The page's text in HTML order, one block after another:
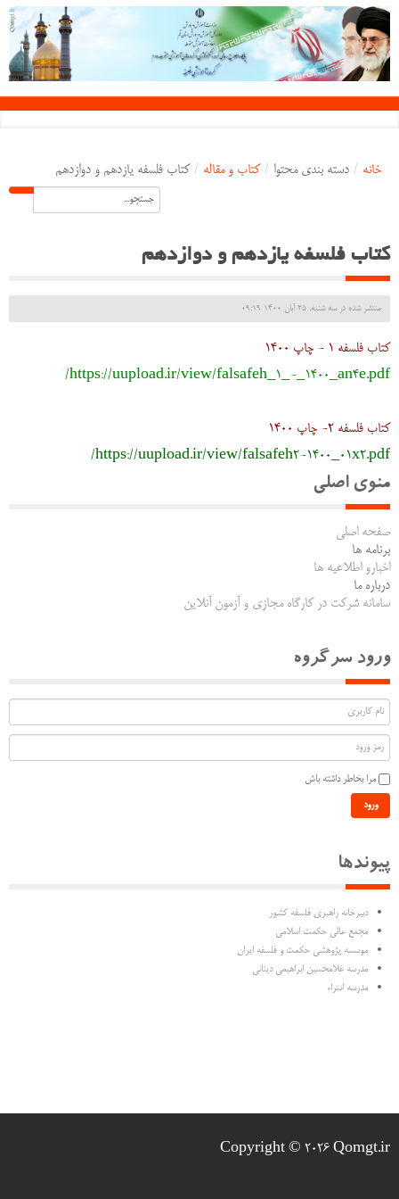
خانه / دسته بندی محتوا / کتاب و مقاله / کتاب فلسفه یازدهم و دوازدهم
کتاب فلسفه یازدهم و دوازدهم
منتشر شده در سه شنبه, 25 آبان 1400 09:19
کتاب فلسفه 1 - چاپ 1400
https://uupload.ir/view/falsafeh_1_-_1400_an4e.pdf/
کتاب فلسفه 2- چاپ 1400
https://uupload.ir/view/falsafeh2-1400_01x2.pdf/
منوی اصلی
صفحه اصلی
برنامه ها
اخبارو اطلاعیه ها
درباره ما
سامانه شرکت در کارگاه مجازی و آزمون آنلاین
ورود سرگروه
مرا بخاطر داشته باش
ورود
پیوندها
دبیرخانه راهبری فلسفه کشور
مجمع عالی حکمت اسلامی
موسسه پژوهشی حکمت و فلسفه ایران
مدرسه غلامحسین ابراهیمی دینانی
مدرسه اسراء
Copyright © 2026 Qomgt.ir